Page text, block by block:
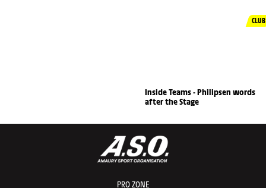
CLUB
Inside Teams - Philipsen words
after the Stage
PRO ZONE